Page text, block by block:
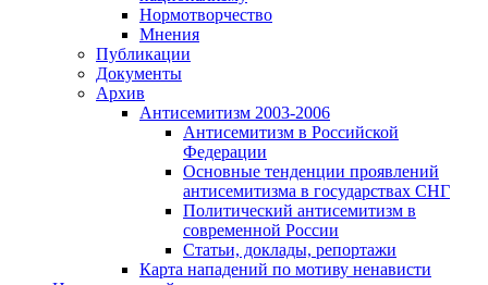
Нормотворчество
Мнения
Публикации
Документы
Архив
Антисемитизм 2003-2006
Антисемитизм в Российской
Федерации
Основные тенденции проявлений
антисемитизма в государствах СНГ
Политический антисемитизм в
современной России
Статьи, доклады, репортажи
Карта нападений по мотиву ненависти